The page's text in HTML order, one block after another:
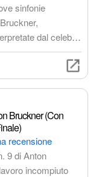
sinfonie
dal celebre
Eugen Jochum.
unica per gli
classica.
Bruckner (Con
recensione
9 di Anton
incompiuto